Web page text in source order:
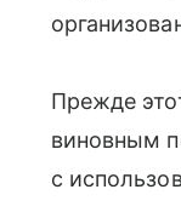
Прежде
виновным
с